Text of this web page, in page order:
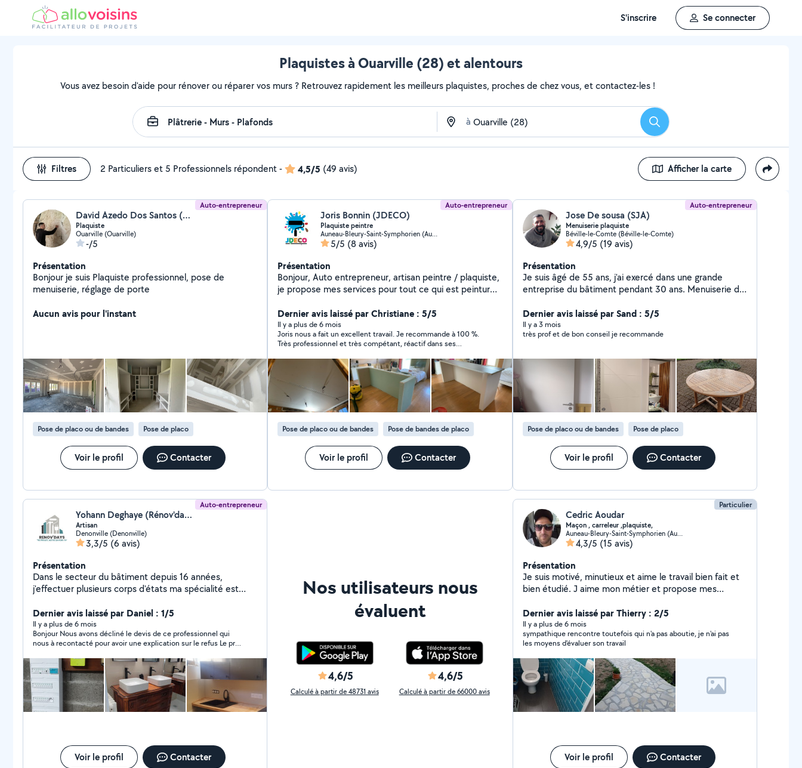
S'inscrire Se connecter
Plaquistes à Ouarville (28) et alentours
Vous avez besoin d'aide pour rénover ou réparer vos murs ? Retrouvez rapidement les meilleurs plaquistes, proches de chez vous, et contactez-les !
à Rechercher
Filtres 2 Particuliers et 5 Professionnels répondent- 4,5/5 (49 avis) Afficher la carte
Auto-entrepreneur
David Azedo Dos Santos (Az Casa)
Plaquiste
Ouarville (Ouarville)
-/5
Présentation
Bonjour je suis Plaquiste professionnel, pose de
menuiserie, réglage de porte
Aucun avis pour l'instant
Pose de placo ou de bandes Pose de placo
Voir le profil Contacter
Auto-entrepreneur
Joris Bonnin (JDECO)
Plaquiste peintre
Auneau-Bleury-Saint-Symphorien (Auneau-Bleury-Saint-Symphorien)
5/5 (8 avis)
Présentation
Bonjour, Auto entrepreneur, artisan peintre / plaquiste,
je propose mes services pour tout ce qui est peinture,
vous souhaitez rafraichir, améliorer, renouvelez ou créer
une nouvelle pièces à votre domicile, n'hésitez pas à
me contacter ! Devis gratuit sur demande. Entreprise
JDECO
Dernier avis laissé par Christiane : 5/5
Il y a plus de 6 mois
Joris nous a fait un excellent travail. Je recommande à 100 %.
Très professionnel et très compétant, réactif dans ses
satisfaite du résultat. Je ne manquerai pas de faire de nouveau
appel à Joris pour de nouveaux travaux. Un grand merci
Pose de placo ou de bandes Pose de bandes de placo
Voir le profil Contacter
Auto-entrepreneur
Jose De sousa (SJA)
Menuiserie plaquiste
Béville-le-Comte (Béville-le-Comte)
4,9/5 (19 avis)
Présentation
Je suis âgé de 55 ans, j'ai exercé dans une grande
entreprise du bâtiment pendant 30 ans. Menuiserie de
d'aménagement, toute réparations, serrures ou portes
fenêtres bloquées par exemple... Je suis également
passionné de jardinage. Au plaisir de vous rencontrer.
Dernier avis laissé par Sand : 5/5
Il y a 3 mois
très prof et de bon conseil je recommande
Pose de placo ou de bandes Pose de placo
Voir le profil Contacter
Auto-entrepreneur
Yohann Deghaye (Rénov'days)
Artisan
Denonville (Denonville)
3,3/5 (6 avis)
Présentation
Dans le secteur du bâtiment depuis 16 années,
j'effectuer plusieurs corps d'états ma spécialité est
Dernier avis laissé par Daniel : 1/5
Il y a plus de 6 mois
Bonjour Nous avons décliné le devis de ce professionnel qui
nous à recontacté pour avoir une explication sur le refus Le prix
Voir le profil Contacter
Nos utilisateurs nous
évaluent
4,6/5
Calculé à partir de 48731 avis
4,6/5
Calculé à partir de 66000 avis
Particulier
Cedric Aoudar
Maçon , carreleur ,plaquiste,
Auneau-Bleury-Saint-Symphorien (Auneau-Bleury-Saint-Symphorien)
4,3/5 (15 avis)
Présentation
Je suis motivé, minutieux et aime le travail bien fait et
bien étudié. J aime mon métier et propose mes
Dernier avis laissé par Thierry : 2/5
Il y a plus de 6 mois
sympathique rencontre toutefois qui n'a pas aboutie, je n'ai pas
les moyens d'évaluer son travail
Voir le profil Contacter